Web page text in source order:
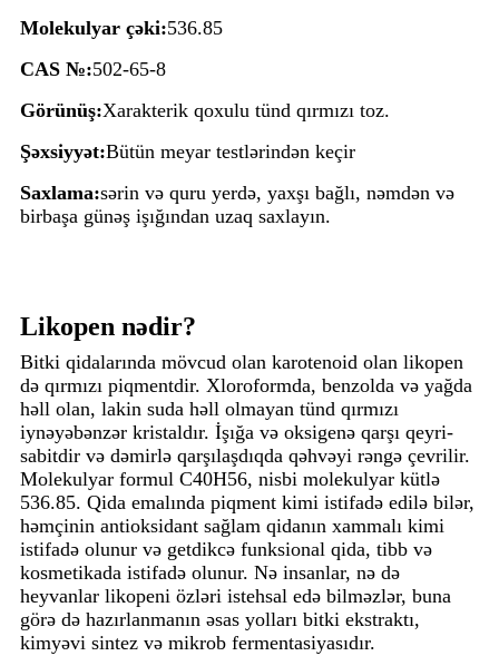
Molekulyar çəki:536.85
CAS №:502-65-8
Görünüş:Xarakterik qoxulu tünd qırmızı toz.
Şəxsiyyət:Bütün meyar testlərindən keçir
Saxlama:sərin və quru yerdə, yaxşı bağlı, nəmdən və
birbaşa günəş işığından uzaq saxlayın.
Likopen nədir?
Bitki qidalarında mövcud olan karotenoid olan likopen
də qırmızı piqmentdir. Xloroformda, benzolda və yağda
həll olan, lakin suda həll olmayan tünd qırmızı
iynəyəbənzər kristaldır. İşığa və oksigenə qarşı qeyri-
sabitdir və dəmirlə qarşılaşdıqda qəhvəyi rəngə çevrilir.
Molekulyar formul C40H56, nisbi molekulyar kütlə
536.85. Qida emalında piqment kimi istifadə edilə bilər,
həmçinin antioksidant sağlam qidanın xammalı kimi
istifadə olunur və getdikcə funksional qida, tibb və
kosmetikada istifadə olunur. Nə insanlar, nə də
heyvanlar likopeni özləri istehsal edə bilməzlər, buna
görə də hazırlanmanın əsas yolları bitki ekstraktı,
kimyəvi sintez və mikrob fermentasiyasıdır.